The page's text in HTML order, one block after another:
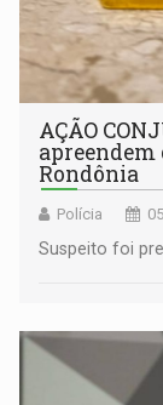
AÇÃO
apreendem
Rondônia
Polícia
Suspeito foi